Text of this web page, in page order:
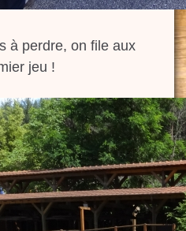
à perdre, on file aux
jeu !